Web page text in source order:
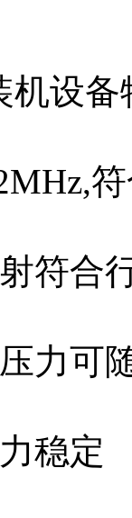
机设备
符合
力可
稳定